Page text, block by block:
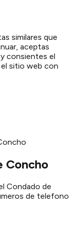
similares que
aceptas
y consientes el
sitio web con
Concho
Condado de
de telefono